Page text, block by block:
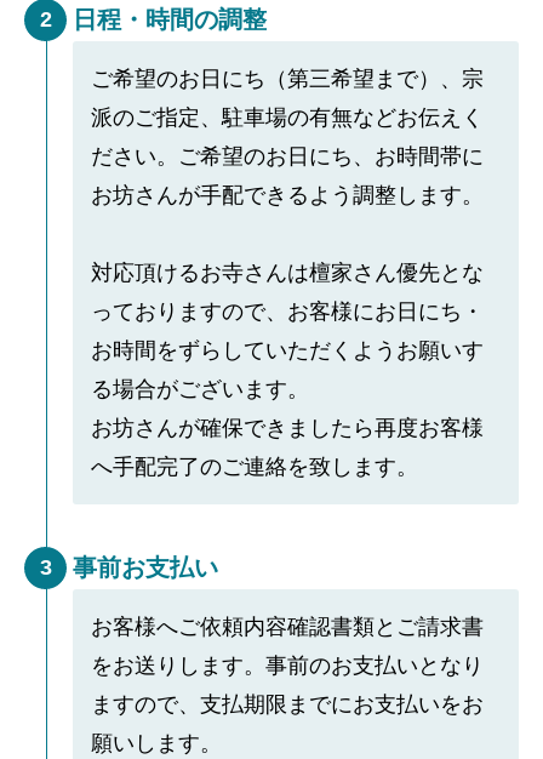
2 日程・時間の調整
ご希望のお日にち（第三希望まで）、宗
派のご指定、駐車場の有無などお伝えく
ださい。ご希望のお日にち、お時間帯に
お坊さんが手配できるよう調整します。
対応頂けるお寺さんは檀家さん優先とな
っておりますので、お客様にお日にち・
お時間をずらしていただくようお願いす
る場合がございます。
お坊さんが確保できましたら再度お客様
へ手配完了のご連絡を致します。
3 事前お支払い
お客様へご依頼内容確認書類とご請求書
をお送りします。事前のお支払いとなり
ますので、支払期限までにお支払いをお
願いします。